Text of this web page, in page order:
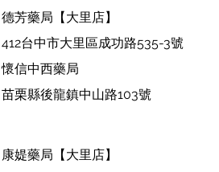
德芳藥局【大里店】
412台中市大里區成功路535-3號
懷信中西藥局
苗栗縣後龍鎮中山路103號
康媞藥局【大里店】